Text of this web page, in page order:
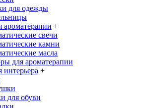
для одежды
ароматерапии +
свечи
камни
масла
для ароматерапии
интерьера +
для обуви